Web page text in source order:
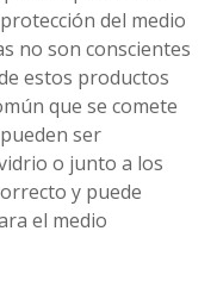
del medio
no son conscientes
estos productos
que se comete
ser
o junto a los
y puede
el medio